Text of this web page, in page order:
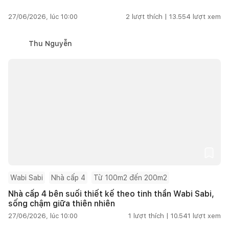
27/06/2026, lúc 10:00 2 lượt thích | 13.554 lượt xem
Thu Nguyễn
Wabi Sabi Nhà cấp 4 Từ 100m2 đến 200m2
Nhà cấp 4 bên suối thiết kế theo tinh thần Wabi Sabi,
sống chậm giữa thiên nhiên
27/06/2026, lúc 10:00 1 lượt thích | 10.541 lượt xem